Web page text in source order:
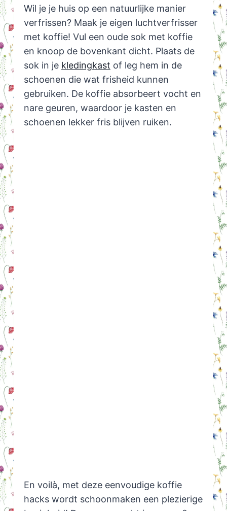
Wil je je huis op een natuurlijke manier
verfrissen? Maak je eigen luchtverfrisser
met koffie! Vul een oude sok met koffie
en knoop de bovenkant dicht. Plaats de
sok in je kledingkast of leg hem in de
schoenen die wat frisheid kunnen
gebruiken. De koffie absorbeert vocht en
nare geuren, waardoor je kasten en
schoenen lekker fris blijven ruiken.
En voilà, met deze eenvoudige koffie
hacks wordt schoonmaken een plezierige